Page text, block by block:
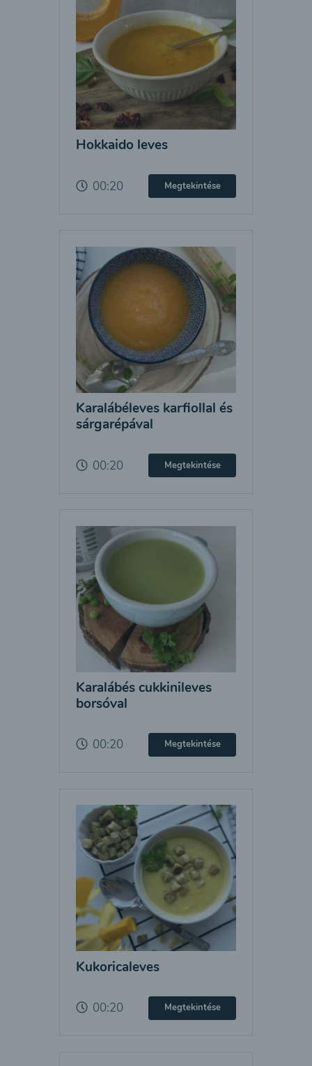
Hokkaido leves
00:20 Megtekintése
Karalábéleves karfiollal és
sárgarépával
00:20 Megtekintése
Karalábés cukkinileves
borsóval
00:20 Megtekintése
Kukoricaleves
00:20 Megtekintése